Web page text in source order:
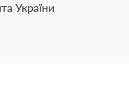
України